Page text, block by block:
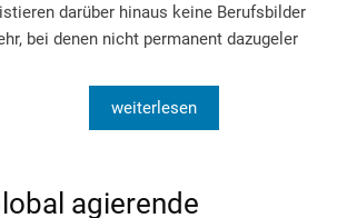
darüber hinaus keine Berufsbilder
bei denen nicht permanent dazugeler
weiterlesen
agierende